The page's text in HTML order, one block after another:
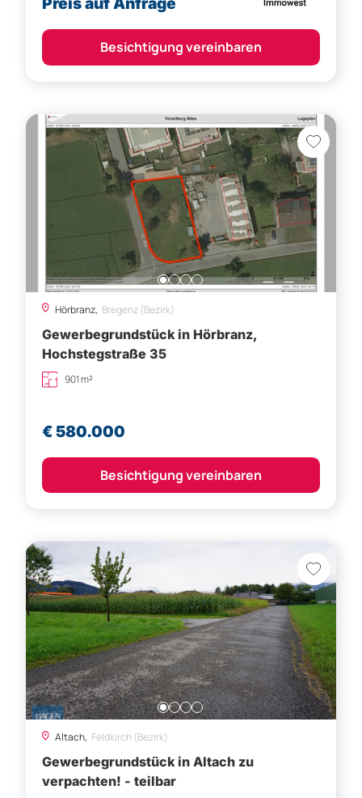
Bregenz (Bezirk)
Gewerbegrundstück in Hörbranz,
Hochstegstraße 35
901 m²
€ 580.000
Altach,Feldkirch (Bezirk)
Gewerbegrundstück in Altach zu
verpachten! - teilbar
Preis auf Anfrage